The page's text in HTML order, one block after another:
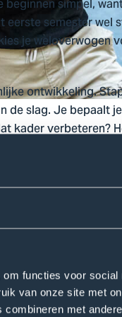
functies voor social
van onze site met
met
simpel,
semester wel
je weloverwogen
ontwikkeling.
slag. Je bepaalt
kader verbeteren?
nodig heeft,